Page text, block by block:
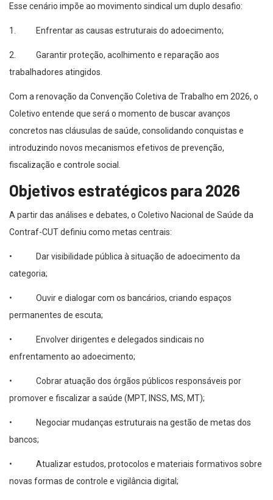
Esse cenário impõe ao movimento sindical um duplo desafio:
1. Enfrentar as causas estruturais do adoecimento;
2. Garantir proteção, acolhimento e reparação aos
trabalhadores atingidos.
Com a renovação da Convenção Coletiva de Trabalho em 2026, o
Coletivo entende que será o momento de buscar avanços
concretos nas cláusulas de saúde, consolidando conquistas e
introduzindo novos mecanismos efetivos de prevenção,
fiscalização e controle social.
Objetivos estratégicos para 2026
A partir das análises e debates, o Coletivo Nacional de Saúde da
Contraf-CUT definiu como metas centrais:
• Dar visibilidade pública à situação de adoecimento da
categoria;
• Ouvir e dialogar com os bancários, criando espaços
permanentes de escuta;
• Envolver dirigentes e delegados sindicais no
enfrentamento ao adoecimento;
• Cobrar atuação dos órgãos públicos responsáveis por
promover e fiscalizar a saúde (MPT, INSS, MS, MT);
• Negociar mudanças estruturais na gestão de metas dos
bancos;
• Atualizar estudos, protocolos e materiais formativos sobre
novas formas de controle e vigilância digital;